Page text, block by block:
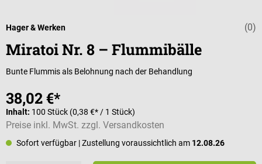
(0)
Hager & Werken
Miratoi Nr. 8 – Flummibälle
Bunte Flummis als Belohnung nach der Behandlung
38,02 €*
Inhalt: 100 Stück (0,38 €* / 1 Stück)
Preise inkl. MwSt. zzgl. Versandkosten
Sofort verfügbar | Zustellung voraussichtlich am 12.08.26